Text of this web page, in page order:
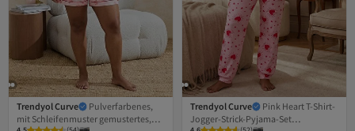
Trendyol Curve
Pulverfarbenes,
mit Schleifenmuster gemustertes,
Trendyol Curve
Pink Heart T-Shirt-
Jogger-Strick-Pyjama-Set